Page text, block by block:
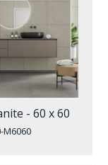
- 60 x 60
M6060